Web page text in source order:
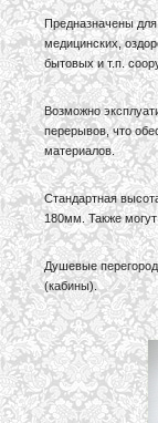
Предназначены
медицинских,
бытовых и т.п.
Возможно
перерывов, что
материалов.
Стандартная
180мм. Также могут
Душевые
(кабины).